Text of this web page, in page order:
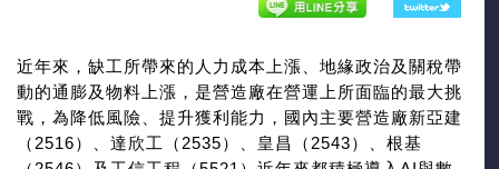
近年來，缺工所帶來的人力成本上漲、地緣政治及關稅帶
動的通膨及物料上漲，是營造廠在營運上所面臨的最大挑
戰，為降低風險、提升獲利能力，國內主要營造廠新亞建
（2516）、達欣工（2535）、皇昌（2543）、根基